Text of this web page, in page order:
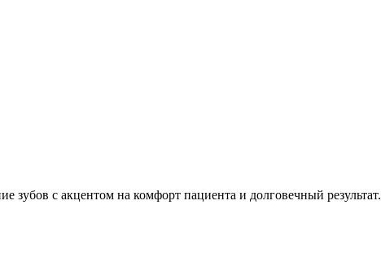
зубов с акцентом на комфорт пациента и долговечный результат.